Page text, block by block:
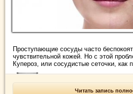
Проступающие сосуды часто
чувствительной кожей. Но с этой
Купероз, или сосудистые сеточки, как
Читать запись